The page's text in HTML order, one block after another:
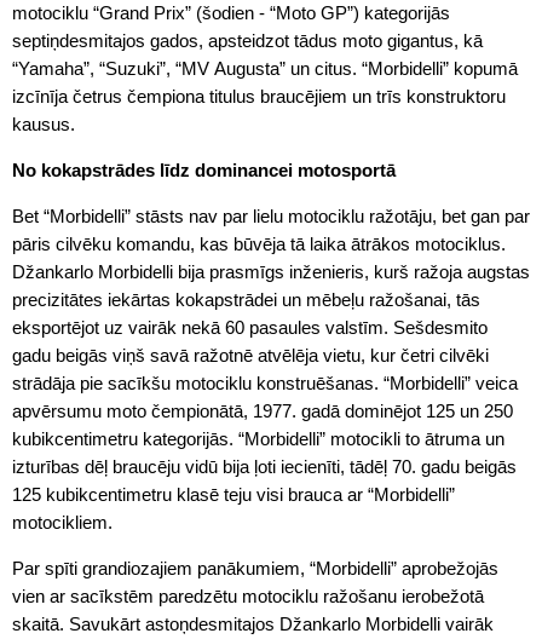
motociklu “Grand Prix” (šodien - “Moto GP”) kategorijās
septiņdesmitajos gados, apsteidzot tādus moto gigantus, kā
“Yamaha”, “Suzuki”, “MV Augusta” un citus. “Morbidelli” kopumā
izcīnīja četrus čempiona titulus braucējiem un trīs konstruktoru
kausus.
No kokapstrādes līdz dominancei motosportā
Bet “Morbidelli” stāsts nav par lielu motociklu ražotāju, bet gan par
pāris cilvēku komandu, kas būvēja tā laika ātrākos motociklus.
Džankarlo Morbidelli bija prasmīgs inženieris, kurš ražoja augstas
precizitātes iekārtas kokapstrādei un mēbeļu ražošanai, tās
eksportējot uz vairāk nekā 60 pasaules valstīm. Sešdesmito
gadu beigās viņš savā ražotnē atvēlēja vietu, kur četri cilvēki
strādāja pie sacīkšu motociklu konstruēšanas. “Morbidelli” veica
apvērsumu moto čempionātā, 1977. gadā dominējot 125 un 250
kubikcentimetru kategorijās. “Morbidelli” motocikli to ātruma un
izturības dēļ braucēju vidū bija ļoti iecienīti, tādēļ 70. gadu beigās
125 kubikcentimetru klasē teju visi brauca ar “Morbidelli”
motocikliem.
Par spīti grandiozajiem panākumiem, “Morbidelli” aprobežojās
vien ar sacīkstēm paredzētu motociklu ražošanu ierobežotā
skaitā. Savukārt astoņdesmitajos Džankarlo Morbidelli vairāk